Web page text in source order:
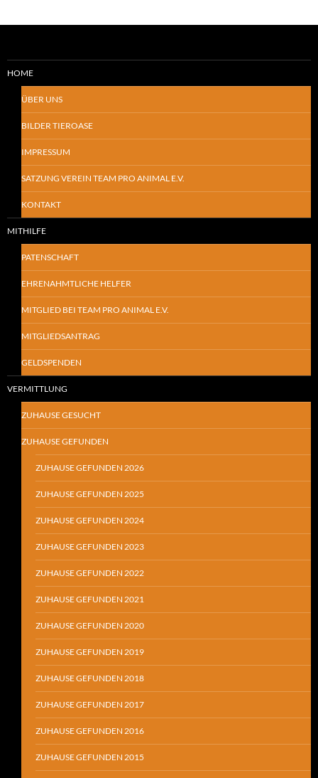
HOME
ÜBER UNS
BILDER TIEROASE
IMPRESSUM
SATZUNG VEREIN TEAM PRO ANIMAL E.V.
KONTAKT
MITHILFE
PATENSCHAFT
EHRENAHMTLICHE HELFER
MITGLIED BEI TEAM PRO ANIMAL E.V.
MITGLIEDSANTRAG
GELDSPENDEN
VERMITTLUNG
ZUHAUSE GESUCHT
ZUHAUSE GEFUNDEN
ZUHAUSE GEFUNDEN 2026
ZUHAUSE GEFUNDEN 2025
ZUHAUSE GEFUNDEN 2024
ZUHAUSE GEFUNDEN 2023
ZUHAUSE GEFUNDEN 2022
ZUHAUSE GEFUNDEN 2021
ZUHAUSE GEFUNDEN 2020
ZUHAUSE GEFUNDEN 2019
ZUHAUSE GEFUNDEN 2018
ZUHAUSE GEFUNDEN 2017
ZUHAUSE GEFUNDEN 2016
ZUHAUSE GEFUNDEN 2015